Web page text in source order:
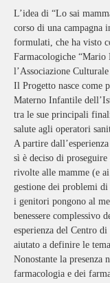
L’idea di “Lo sai
corso di una campagna
formulati, che ha visto
Farmacologiche “Mario
l’Associazione
Il Progetto nasce come
Materno Infantile
tra le sue principali
salute agli operatori
A partire
sì è deciso di
rivolte alle mamme (e
gestione dei problemi di
i genitori pongono al
benessere complessivo
esperienza del Centro
aiutato a definire le
Nonostante la
farmacologia e dei